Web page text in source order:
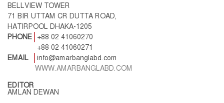
BELLVIEW TOWER
71 BIR UTTAM CR DUTTA ROAD,
HATIRPOOL DHAKA-1205
PHONE
+88 02 41060270
+88 02 41060271
EMAIL
info@amarbanglabd.com
WWW.AMARBANGLABD.COM
EDITOR
AMLAN DEWAN